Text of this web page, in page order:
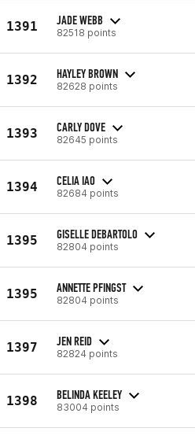
1391 JADE WEBB
82518 points
1392 HAYLEY BROWN
82628 points
1393 CARLY DOVE
82645 points
1394 CELIA IAO
82684 points
1395 GISELLE DEBARTOLO
82804 points
1395 ANNETTE PFINGST
82804 points
1397 JEN REID
82824 points
1398 BELINDA KEELEY
83004 points